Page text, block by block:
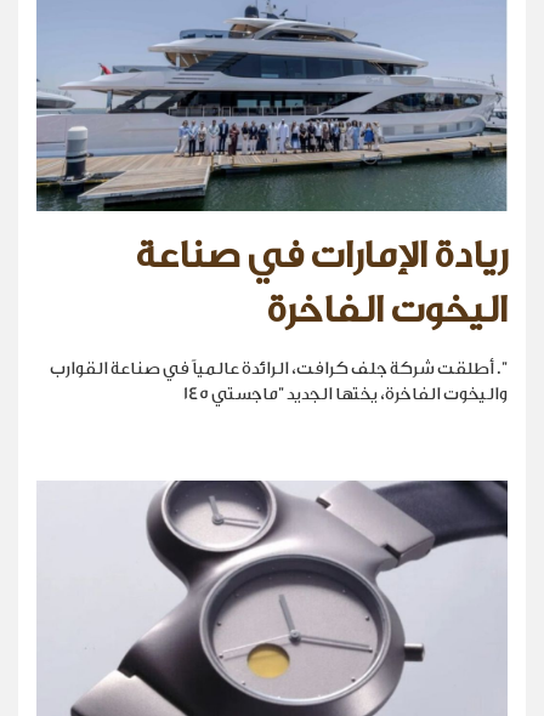
ريادة الإمارات في صناعة
اليخوت الفاخرة
". أطلقت شركة جلف كرافت، الرائدة عالمياً في صناعة القوارب
واليخوت الفاخرة، يختها الجديد "ماجستي 145